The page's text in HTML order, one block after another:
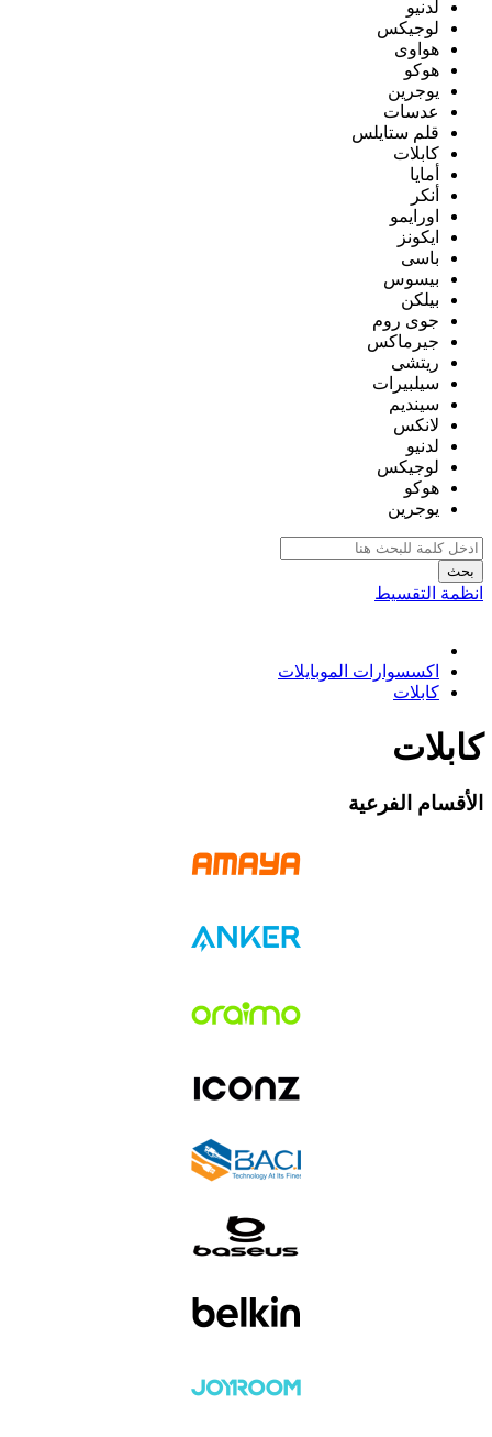
لدنيو
لوجيكس
هواوى
هوكو
يوجرين
عدسات
قلم ستايلس
كابلات
أمايا
أنكر
اورايمو
ايكونز
باسى
بيسوس
بيلكن
جوى روم
جيرماكس
ريتشى
سيلبيرات
سينديم
لانكس
لدنيو
لوجيكس
هوكو
يوجرين
بحث
انظمة التقسيط
اكسسوارات الموبايلات
كابلات
كابلات
الأقسام الفرعية